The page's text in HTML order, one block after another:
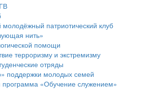
молодёжный патриотический клуб
нить»
помощи
терроризму и экстремизму
отряды
поддержки молодых семей
«Обучение служением»